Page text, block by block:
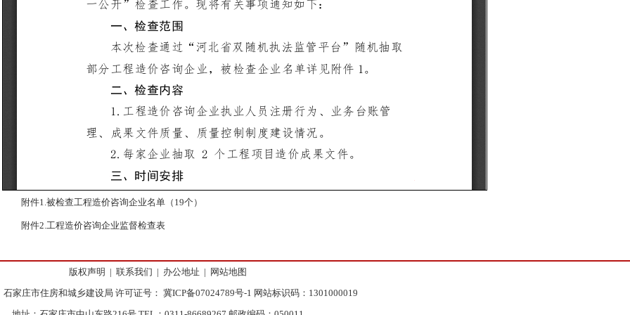
附件1.被检查工程造价咨询企业名单（19个）
附件2.工程造价咨询企业监督检查表
版权声明 | 联系我们 | 办公地址 | 网站地图
家庄市住房和城乡建设局 许可证号： 冀ICP备07024789号-1 网站标识码：1301000019